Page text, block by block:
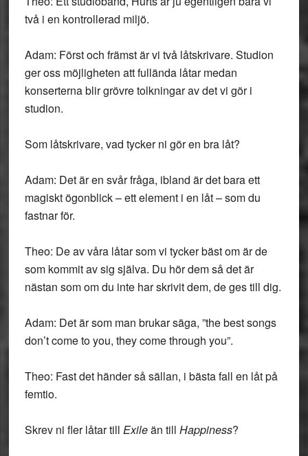
två i en kontrollerad miljö.
Adam: Först och främst är vi två låtskrivare. Studion
ger oss möjligheten att fullända låtar medan
konserterna blir grövre tolkningar av det vi gör i
studion.
Som låtskrivare, vad tycker ni gör en bra låt?
Adam: Det är en svår fråga, ibland är det bara ett
magiskt ögonblick – ett element i en låt – som du
fastnar för.
Theo: De av våra låtar som vi tycker bäst om är de
som kommit av sig själva. Du hör dem så det är
nästan som om du inte har skrivit dem, de ges till dig.
Adam: Det är som man brukar säga, ”the best songs
don’t come to you, they come through you”.
Theo: Fast det händer så sällan, i bästa fall en låt på
femtio.
Skrev ni fler låtar till Exileän till Happiness?